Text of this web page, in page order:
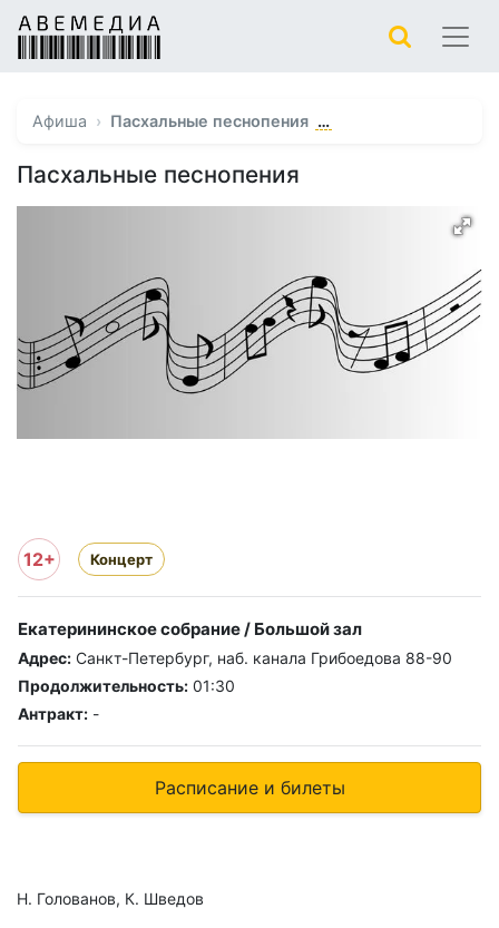
Афиша Пасхальные песнопения …
Пасхальные песнопения
12+ Концерт
Екатерининское собрание / Большой зал
Адрес: Санкт-Петербург, наб. канала Грибоедова 88-90
Продолжительность: 01:30
Антракт: -
Расписание и билеты
Н. Голованов, К. Шведов